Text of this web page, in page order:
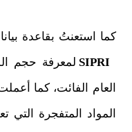
كما استعنتُ بقاعدة
SIPRIلمعرفة حجم
العام الفائت، كما
المواد المتفجرة التي